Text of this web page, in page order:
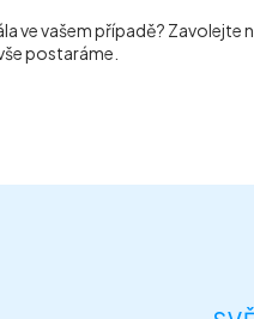
ve vašem případě? Zavolejte
postaráme.